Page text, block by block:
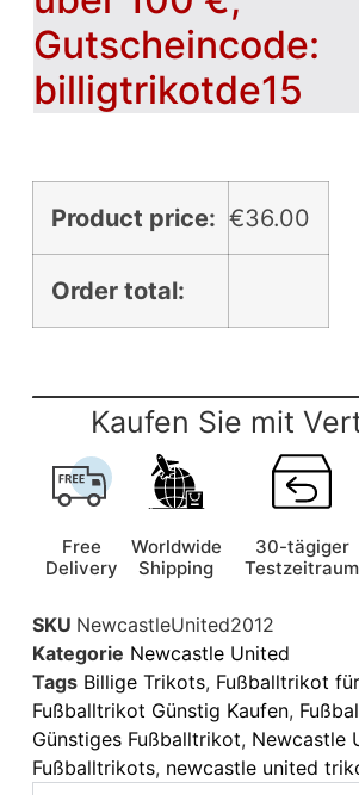
Gutscheincode:
billigtrikotde15
Product price: €36.00
Order total:
Kaufen Sie mit
Free
Delivery
Worldwide
Shipping
30-tägiger
Testzeitraum
SKU NewcastleUnited2012
Kategorie Newcastle United
Tags Billige Trikots, Fußballtrikot
Fußballtrikot Günstig Kaufen,
Günstiges Fußballtrikot, Newcastle
Fußballtrikots, newcastle united